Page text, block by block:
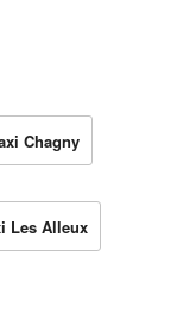
Chagny
Les Alleux